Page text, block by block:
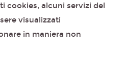
cookies, alcuni servizi del
visualizzati
in maniera non